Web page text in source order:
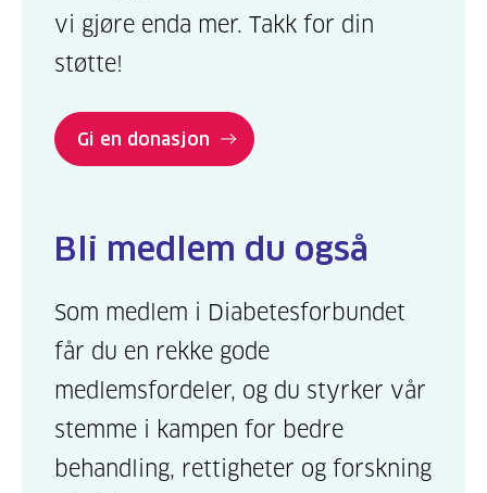
vi gjøre enda mer. Takk for din
støtte!
Gi en donasjon
Bli medlem du også
Som medlem i Diabetesforbundet
får du en rekke gode
medlemsfordeler, og du styrker vår
stemme i kampen for bedre
behandling, rettigheter og forskning